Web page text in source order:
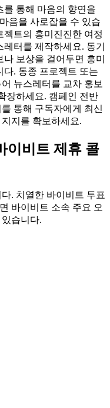
를 통해 마음의 향연을
음을 사로잡을 수 있습
트의 흥미진진한 여정
터를 제작하세요. 동기
보상을 걸어두면 흥미
다. 동종 프로젝트 또는
뉴스레터를 교차 홍보
장하세요. 캠페인 전반
통해 구독자에게 최신
지를 확보하세요.
이비트 제휴 콜
. 치열한 바이비트 투표
바이비트 소속 주요 오
습니다.